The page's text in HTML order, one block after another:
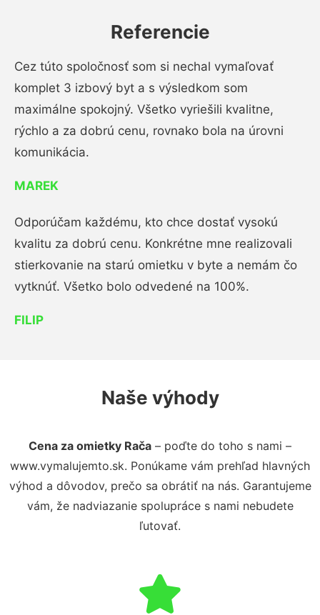
Referencie
Cez túto spoločnosť som si nechal vymaľovať
komplet 3 izbový byt a s výsledkom som
maximálne spokojný. Všetko vyriešili kvalitne,
rýchlo a za dobrú cenu, rovnako bola na úrovni
komunikácia.
MAREK
Odporúčam každému, kto chce dostať vysokú
kvalitu za dobrú cenu. Konkrétne mne realizovali
stierkovanie na starú omietku v byte a nemám čo
vytknúť. Všetko bolo odvedené na 100%.
FILIP
Naše výhody
Cena za omietky Rača – poďte do toho s nami –
www.vymalujemto.sk. Ponúkame vám prehľad hlavných
výhod a dôvodov, prečo sa obrátiť na nás. Garantujeme
vám, že nadviazanie spolupráce s nami nebudete
ľutovať.